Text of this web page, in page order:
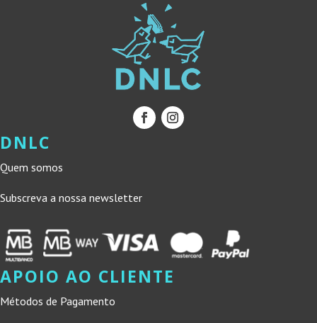
DNLC
Quem somos
Subscreva a nossa newsletter
APOIO AO CLIENTE
Métodos de Pagamento